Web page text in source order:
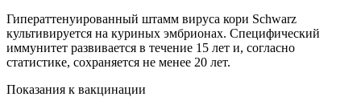
Гиператтенуированный штамм вируса кори Schwarz
культивируется на куриных эмбрионах. Специфический
иммунитет развивается в течение 15 лет и, согласно
статистике, сохраняется не менее 20 лет.
Показания к вакцинации